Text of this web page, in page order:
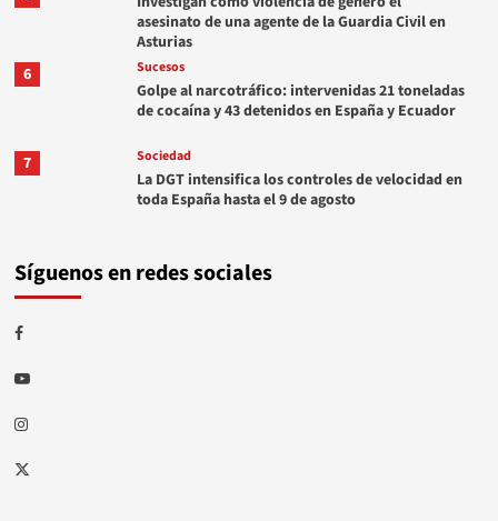
asesinato de una agente de la Guardia Civil en
Asturias
6
Sucesos
Golpe al narcotráfico: intervenidas 21 toneladas
de cocaína y 43 detenidos en España y Ecuador
7 Sociedad
La DGT intensifica los controles de velocidad en
toda España hasta el 9 de agosto
Síguenos en redes sociales
Facebook
Youtube
Instagram
Twitter